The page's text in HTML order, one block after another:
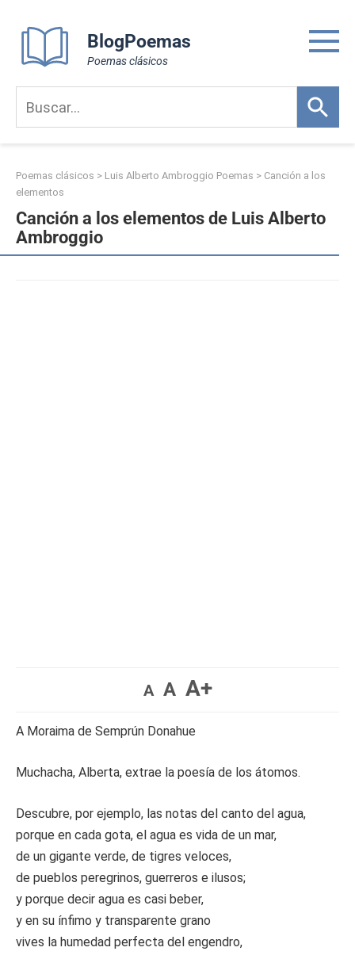
content
BlogPoemas
Poemas clásicos
Poemas clásicos > Luis Alberto Ambroggio Poemas > Canción a los
elementos
Canción a los elementos de Luis Alberto
Ambroggio
A A A+
A Moraima de Semprún Donahue
Muchacha, Alberta, extrae la poesía de los átomos.
Descubre, por ejemplo, las notas del canto del agua,
porque en cada gota, el agua es vida de un mar,
de un gigante verde, de tigres veloces,
de pueblos peregrinos, guerreros e ilusos;
y porque decir agua es casi beber,
y en su ínfimo y transparente grano
vives la humedad perfecta del engendro,